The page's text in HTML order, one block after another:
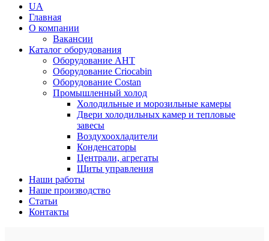
UA
Главная
О компании
Вакансии
Каталог оборудования
Оборудование AHT
Оборудование Criocabin
Оборудование Costan
Промышленный холод
Холодильные и морозильные камеры
Двери холодильных камер и тепловые
завесы
Воздухоохладители
Конденсаторы
Централи, агрегаты
Щиты управления
Наши работы
Наше производство
Статьи
Контакты